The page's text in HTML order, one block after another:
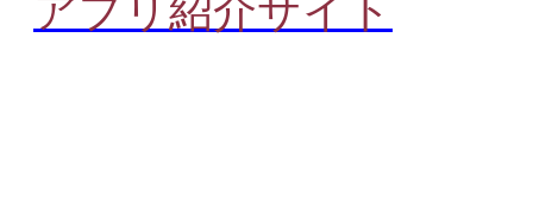
アプリ紹介サイト